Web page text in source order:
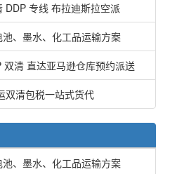
DDP 专线 布拉迪斯拉空派
、墨水、化工品运输方案
清 直达亚马逊仓库预约派送
双清包税一站式货代
、墨水、化工品运输方案